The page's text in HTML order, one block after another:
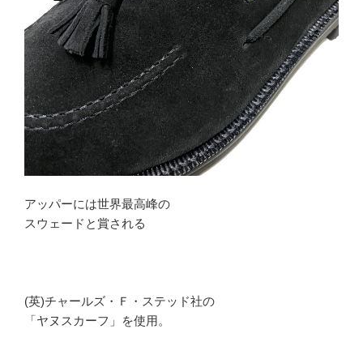
アッパーには世界最高峰の
スウェードと賞される
(英)チャールズ・Ｆ・ステッド社の
「ヤヌスカーフ」を使用。